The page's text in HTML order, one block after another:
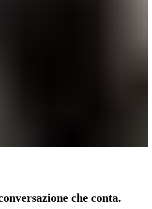
che conta.